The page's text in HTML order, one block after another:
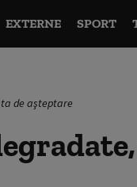
EXTERNE SPORT
de aşteptare